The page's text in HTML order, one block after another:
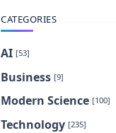
CATEGORIES
AI [53]
Business [9]
Modern Science [100]
Technology [235]